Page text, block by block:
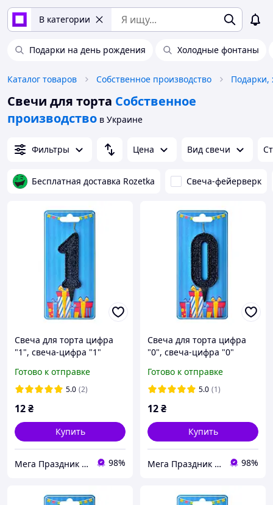
В категории
Подарки на день рождения Холодные фонтаны
Каталог товаров Собственное производство Подарки,
Свечи для торта Собственное
производство в Украине
Фильтры Цена Вид свечи
Бесплатная доставка Rozetka Свеча-фейерверк
Свеча для торта цифра
"1", свеча-цифра "1"
Готово к отправке
5.0 (2)
12₴
Купить
Мега Праздник – магазин аксессуаров для праздника и все для оформления воздушными шарами ОПТ. 98%
Свеча для торта цифра
"0", свеча-цифра "0"
Готово к отправке
5.0 (1)
12₴
Купить
Мега Праздник – магазин аксессуаров для праздника и все для оформления воздушными шарами ОПТ. 98%